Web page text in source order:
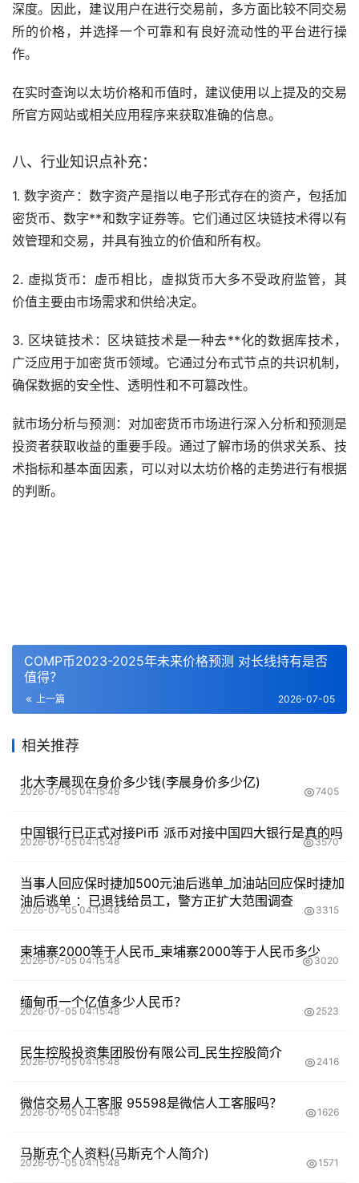
深度。因此，建议用户在进行交易前，多方面比较不同交易
所的价格，并选择一个可靠和有良好流动性的平台进行操
作。
在实时查询以太坊价格和币值时，建议使用以上提及的交易
所官方网站或相关应用程序来获取准确的信息。
八、行业知识点补充：
1. 数字资产：数字资产是指以电子形式存在的资产，包括加
密货币、数字**和数字证券等。它们通过区块链技术得以有
效管理和交易，并具有独立的价值和所有权。
2. 虚拟货币 ：虚币相比，虚拟货币大多不受政府监管，其
价值主要由市场需求和供给决定。
3. 区块链技术：区块链技术是一种去**化的数据库技术，
广泛应用于加密货币领域。它通过分布式节点的共识机制，
确保数据的安全性、透明性和不可篡改性。
就市场分析与预测：对加密货币市场进行深入分析和预测是
投资者获取收益的重要手段。通过了解市场的供求关系、技
术指标和基本面因素，可以对以太坊价格的走势进行有根据
的判断。
COMP币2023-2025年未来价格预测 对长线持有是否
值得？
上一篇 2026-07-05
相关推荐
北大李晨现在身价多少钱(李晨身价多少亿)
2026-07-05 04:15:48 7405
中国银行已正式对接Pi币 派币对接中国四大银行是真的吗
2026-07-05 04:15:48 3570
当事人回应保时捷加500元油后逃单_加油站回应保时捷加
油后逃单 ：已退钱给员工，警方正扩大范围调查
2026-07-05 04:15:48 3315
柬埔寨2000等于人民币_柬埔寨2000等于人民币多少
2026-07-05 04:15:48 3020
缅甸币一个亿值多少人民币？
2026-07-05 04:15:48 2523
民生控股投资集团股份有限公司_民生控股简介
2026-07-05 04:15:48 2416
微信交易人工客服 95598是微信人工客服吗？
2026-07-05 04:15:48 1626
马斯克个人资料(马斯克个人简介)
2026-07-05 04:15:48 1571